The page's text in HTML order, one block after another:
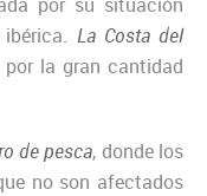
La Costa del
la gran cantidad
de pesca, donde los
no son afectados